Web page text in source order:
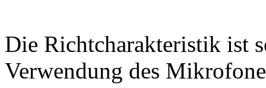
Die Richtcharakteristik ist
Verwendung des